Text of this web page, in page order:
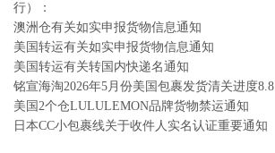
行）：
澳洲仓有关如实申报货物信息通知
美国转运有关如实申报货物信息通知
美国转运有关转国内快递名通知
铭宣海淘2026年5月份美国包裹发货清关进度8.8
美国2个仓LULULEMON品牌货物禁运通知
日本CC小包裹线关于收件人实名认证重要通知